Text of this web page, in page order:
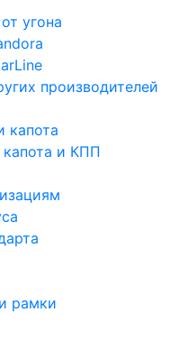
угона
производителей
капота
и КПП
рамки